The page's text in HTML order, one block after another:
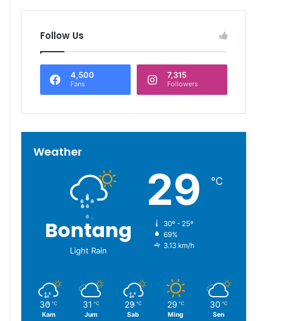
Follow Us
4,500
Fans
7,315
Followers
Weather
Bontang
Light Rain
29 ℃
30º - 25º
69%
3.13 km/h
30 ℃
Kam
31 ℃
Jum
29 ℃
Sab
29 ℃
Ming
30 ℃
Sen